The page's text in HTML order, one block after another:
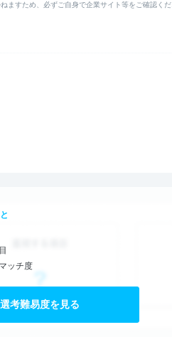
ますため、必ずご自身で企業サイト等をご確認くだ
ッチ度
選考難易度を見る